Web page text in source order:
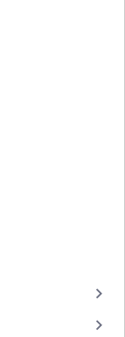
keyboard_arrow_right
keyboard_arrow_right